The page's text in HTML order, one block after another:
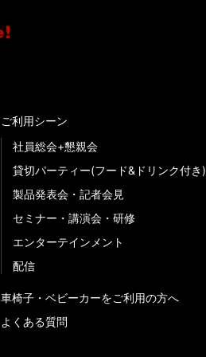
ご利用シーン
社員総会+懇親会
貸切パーティー(フード&ドリンク付き)
製品発表会・記者会見
セミナー・講演会・研修
エンターテインメント
配信
車椅子・ベビーカーをご利用の方へ
よくある質問